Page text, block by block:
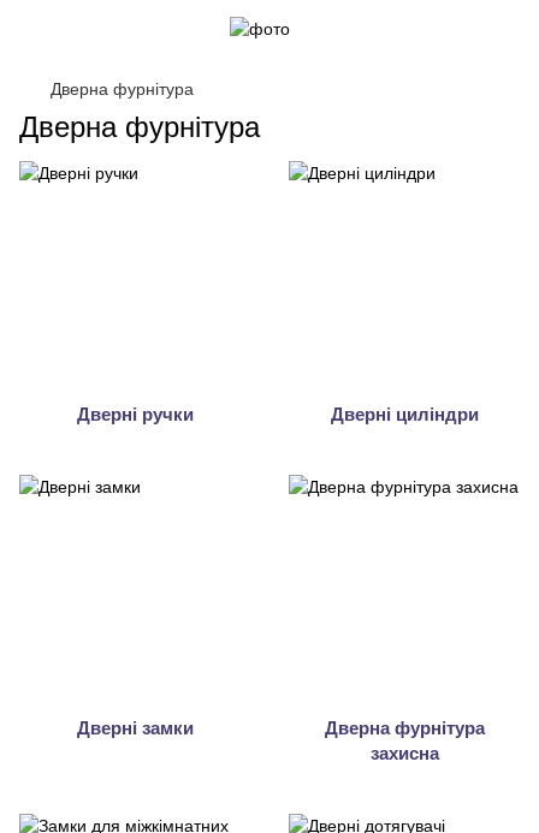
Дверна фурнітура
Дверна фурнітура
Дверні ручки Дверні циліндри
Дверні замки
Дверна фурнітура
захисна